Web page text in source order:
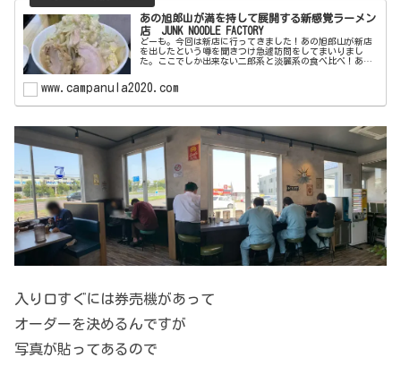
あの旭郎山が満を持して展開する新感覚ラーメン
店 JUNK NOODLE FACTORY
どーも。今回は新店に行ってきました！あの旭郎山が新店
を出したという噂を聞きつけ急遽訪問をしてまいりまし
た。ここでしか出来ない二郎系と淡麗系の食べ比べ！あな
www.campanula2020.com
入り口すぐには券売機があって
オーダーを決めるんですが
写真が貼ってあるので